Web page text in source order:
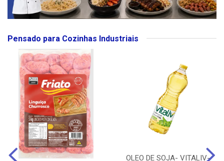
Pensado para Cozinhas Industriais
OLEO DE SOJA- VITALIV-